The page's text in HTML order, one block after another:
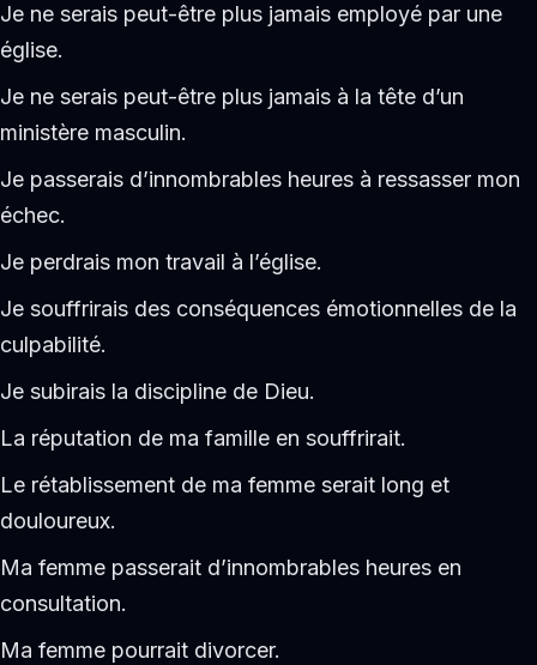
Je ne serais peut-être plus jamais employé par une
église.
Je ne serais peut-être plus jamais à la tête d’un
ministère masculin.
Je passerais d’innombrables heures à ressasser mon
échec.
Je perdrais mon travail à l’église.
Je souffrirais des conséquences émotionnelles de la
culpabilité.
Je subirais la discipline de Dieu.
La réputation de ma famille en souffrirait.
Le rétablissement de ma femme serait long et
douloureux.
Ma femme passerait d’innombrables heures en
consultation.
Ma femme pourrait divorcer.